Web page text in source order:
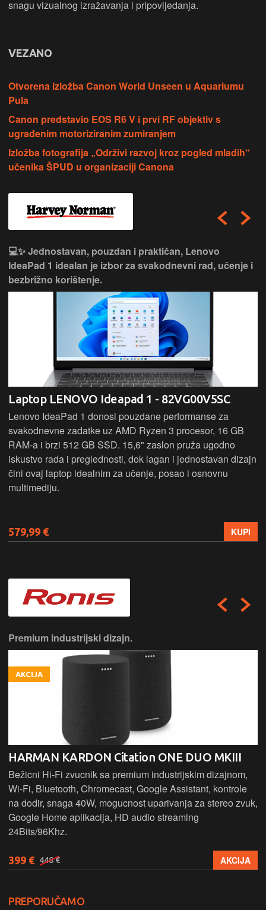
snagu vizualnog izražavanja i pripovijedanja.
VEZANO
Otvorena izložba Canon World Unseen u Aquariumu
Pula
Canon predstavio EOS R6 V i prvi RF objektiv s
ugrađenim motoriziranim zumiranjem
Izložba fotografija „Održivi razvoj kroz pogled mladih“
učenika ŠPUD u organizaciji Canona
💻✨ Jednostavan, pouzdan i praktičan, Lenovo
IdeaPad 1 idealan je izbor za svakodnevni rad, učenje i
bezbrižno korištenje.
Laptop LENOVO Ideapad 1 - 82VG00V5SC
Lenovo IdeaPad 1 donosi pouzdane performanse za
svakodnevne zadatke uz AMD Ryzen 3 procesor, 16 GB
RAM-a i brzi 512 GB SSD. 15,6" zaslon pruža ugodno
iskustvo rada i preglednosti, dok lagan i jednostavan dizajn
čini ovaj laptop idealnim za učenje, posao i osnovnu
multimediju.
579,99 € KUPI
Premium industrijski dizajn.
AKCIJA
HARMAN KARDON Citation ONE DUO MKIII
Bežicni Hi-Fi zvucnik sa premium industrijskim dizajnom,
Wi-Fi, Bluetooth, Chromecast, Google Assistant, kontrole
na dodir, snaga 40W, mogucnost uparivanja za stereo zvuk,
Google Home aplikacija, HD audio streaming
24Bits/96Khz.
399 € 448 € AKCIJA
PREPORUČAMO